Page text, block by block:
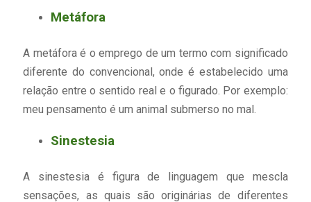
Metáfora
A metáfora é o emprego de um termo com significado
diferente do convencional, onde é estabelecido uma
relação entre o sentido real e o figurado. Por exemplo:
meu pensamento é um animal submerso no mal.
Sinestesia
A sinestesia é figura de linguagem que mescla
sensações, as quais são originárias de diferentes